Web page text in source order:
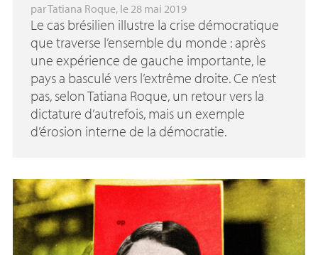
parTatiana Roque, le 28 mai 2019
Le cas brésilien illustre la crise démocratique
que traverse l’ensemble du monde : après
une expérience de gauche importante, le
pays a basculé vers l’extrême droite. Ce n’est
pas, selon Tatiana Roque, un retour vers la
dictature d’autrefois, mais un exemple
d’érosion interne de la démocratie.